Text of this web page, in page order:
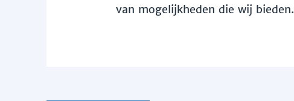
van mogelijkheden die wij bieden.